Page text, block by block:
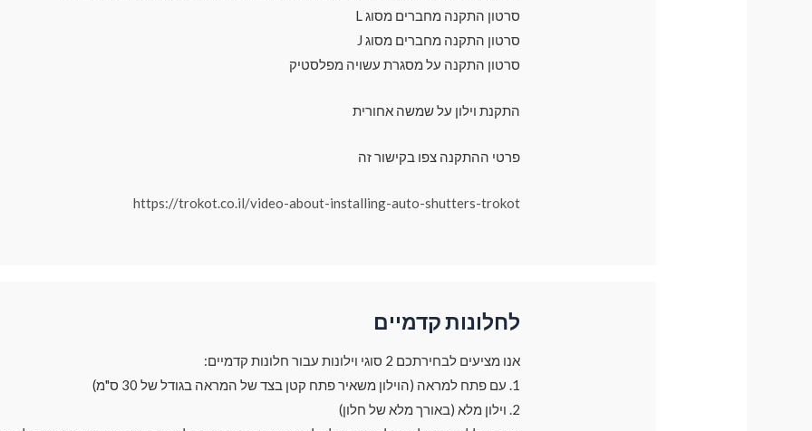
סרטון התקנה מחברים מסוג L
סרטון התקנה מחברים מסוג J
סרטון התקנה על מסגרת עשויה מפלסטיק
התקנת וילון על שמשה אחורית
פרטי ההתקנה צפו בקישור זה
https://trokot.co.il/video-about-installing-auto-shutters-trokot
לחלונות קדמיים
אנו מציעים לבחירתכם 2 סוגי וילונות עבור חלונות קדמיים:
1. עם פתח למראה (הוילון משאיר פתח קטן בצד של המראה בגודל של 30 ס"מ)
2. וילון מלא (באורך מלא של חלון)